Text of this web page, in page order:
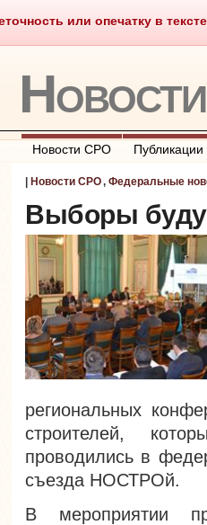
или опечатку в
Саморегулирование Что
Новости СРО Публикации
Новости СРО, Федеральные
Выборы
региональных
строителей,
проводились в
съезда НОСТРОй.
В мероприятии